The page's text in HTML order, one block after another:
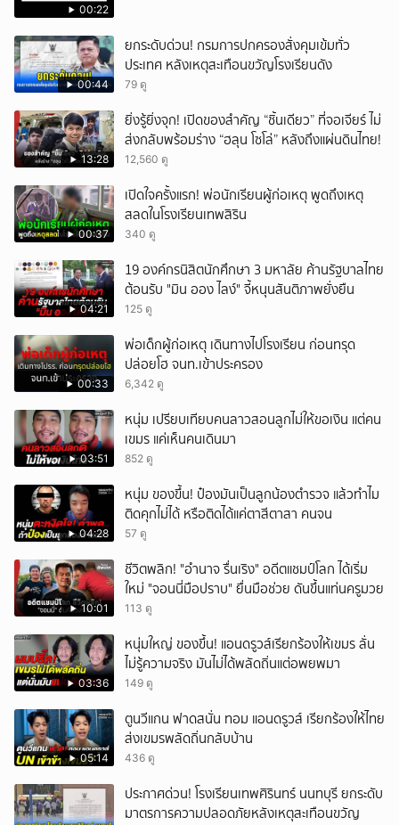
00:22
00:44
ยกระดับด่วน! กรมการปกครองสั่งคุมเข้มทั่ว
ประเทศ หลังเหตุสะเทือนขวัญโรงเรียนดัง
79 ดู
13:28
ยิ่งรู้ยิ่งจุก! เปิดของสำคัญ “ชิ้นเดียว” ที่จอเจียร์ ไม่
ส่งกลับพร้อมร่าง “ฮลุน โซโล่” หลังถึงแผ่นดินไทย!
12,560 ดู
00:37
เปิดใจครั้งแรก! พ่อนักเรียนผู้ก่อเหตุ พูดถึงเหตุ
สลดในโรงเรียนเทพสิริน
340 ดู
04:21
19 องค์กรนิสิตนักศึกษา 3 มหาลัย ค้านรัฐบาลไทย
ต้อนรับ "มิน ออง ไลง์" จี้หนุนสันติภาพยั่งยืน
125 ดู
00:33
พ่อเด็กผู้ก่อเหตุ เดินทางไปโรงเรียน ก่อนทรุด
ปล่อยโฮ จนท.เข้าประครอง
6,342 ดู
03:51
หนุ่ม เปรียบเทียบคนลาวสอนลูกไม่ให้ขอเงิน แต่คน
เขมร แค่เห็นคนเดินมา
852 ดู
04:28
หนุ่ม ของขึ้น! ป๋องมันเป็นลูกน้องตำรวจ แล้วทำไม
ติดคุกไม่ได้ หรือติดได้แค่ตาสีตาสา คนจน
57 ดู
10:01
ชีวิตพลิก! "อำนาจ รื่นเริง" อดีตแชมป์โลก ได้เริ่ม
ใหม่ "จอนนี่มือปราบ" ยื่นมือช่วย ดันขึ้นแท่นครูมวย
113 ดู
03:36
หนุ่มใหญ่ ของขึ้น! แอนดรูวส์เรียกร้องให้เขมร ลั่น
ไม่รู้ความจริง มันไม่ได้พลัดถิ่นแต่อพยพมา
149 ดู
05:14
ตูนวีแกน ฟาดสนั่น ทอม แอนดรูวส์ เรียกร้องให้ไทย
ส่งเขมรพลัดถิ่นกลับบ้าน
436 ดู
ประกาศด่วน! โรงเรียนเทพศิรินทร์ นนทบุรี ยกระดับ
มาตรการความปลอดภัยหลังเหตุสะเทือนขวัญ